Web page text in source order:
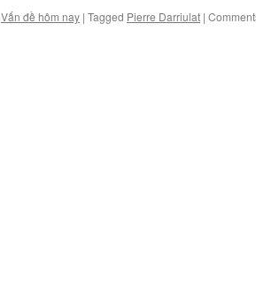
Vấn đề hôm nay | Tagged Pierre Darriulat |